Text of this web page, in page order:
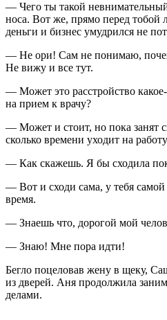
— Чего ты такой
носа. Вот же, прямо перед тобой
деньги и бизнес умудрился не
— Не ори! Сам не понимаю,
Не вижу и все тут.
— Может это расстройство
на прием к врачу?
— Может и стоит, но пока занят
сколько времени уходит на
— Как скажешь. Я бы сходила
— Вот и сходи сама, у тебя
время.
— Знаешь что, дорогой мой
— Знаю! Мне пора идти!
Бегло поцеловав жену в щеку,
из дверей. Аня продолжила
делами.